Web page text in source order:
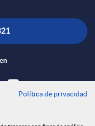
Política de privacidad